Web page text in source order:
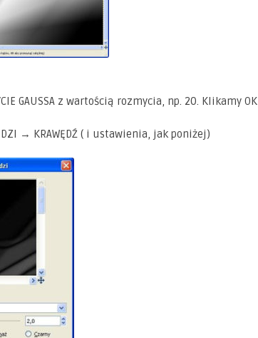
GAUSSA z wartością rozmycia, np. 20. Klikamy OK
→ KRAWĘDŹ ( i ustawienia, jak poniżej)